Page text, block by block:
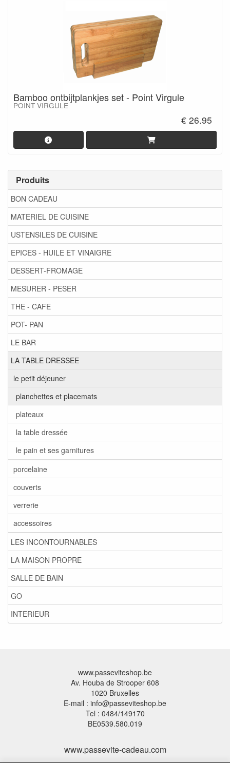
Produits
BON CADEAU
MATERIEL DE CUISINE
USTENSILES DE CUISINE
EPICES - HUILE ET VINAIGRE
DESSERT-FROMAGE
MESURER - PESER
THE - CAFE
POT- PAN
LE BAR
LA TABLE DRESSEE
le petit déjeuner
planchettes et placemats
plateaux
la table dressée
le pain et ses garnitures
porcelaine
couverts
verrerie
accessoires
LES INCONTOURNABLES
LA MAISON PROPRE
SALLE DE BAIN
GO
INTERIEUR
Bamboo ontbijtplankjes set - Point Virgule
POINT VIRGULE
€ 26.95
www.passeviteshop.be
Av. Houba de Strooper 608
1020 Bruxelles
E-mail : info@passeviteshop.be
Tel : 0484/149170
BE0539.580.019
www.passevite-cadeau.com